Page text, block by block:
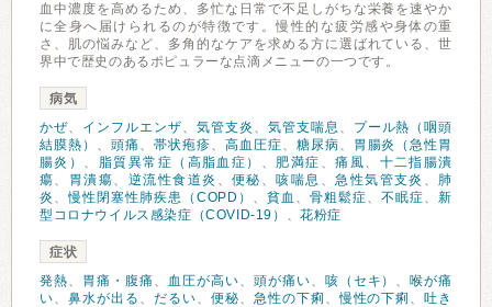
血中濃度を高めるため、多忙な日常で不足しがちな栄養を速やか
に全身へ届けられるのが特徴です。慢性的な疲労感や身体の重
さ、肌の悩みなど、多角的なケアを求める方に選ばれている、世
界中で歴史のあるポピュラーな点滴メニューの一つです。
病気
かぜ、 インフルエンザ、 気管支炎 、 気管支喘息 、
プール熱（咽頭
結膜熱） 、 頭痛 、 帯状疱疹、 高血圧症、 糖尿病、
胃腸炎（急性胃
腸炎） 、 脂質異常症（高脂血症） 、 肥満症 、痛風、 十二指腸潰
瘍、 胃潰瘍、 逆流性食道炎 、 便秘 、咳喘息 、急性気管支炎 、 肺
炎 、慢性閉塞性肺疾患（COPD） 、貧血 、骨粗鬆症、不眠症、新
型コロナウイルス感染症（COVID-19） 、花粉症
症状
発熱、 胃痛・腹痛 、 血圧が高い、 頭が痛い、 咳（セキ） 、喉が痛
い、 鼻水が出る 、 だるい、 便秘、 急性の下痢 、慢性の下痢 、吐き